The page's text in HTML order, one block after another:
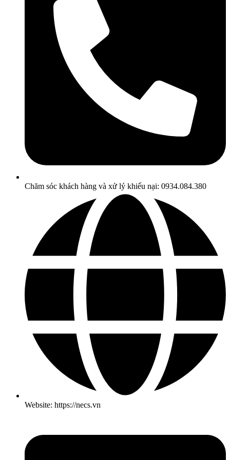
Chăm sóc khách hàng và xử lý khiếu nại: 0934.084.380
Website: https://necs.vn